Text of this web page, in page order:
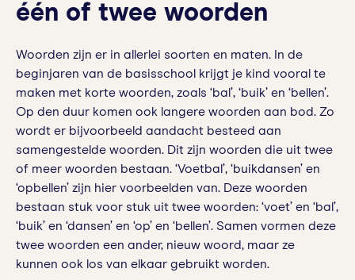
één of twee woorden
Woorden zijn er in allerlei soorten en maten. In de
beginjaren van de basisschool krijgt je kind vooral te
maken met korte woorden, zoals ‘bal’, ‘buik’ en ‘bellen’.
Op den duur komen ook langere woorden aan bod. Zo
wordt er bijvoorbeeld aandacht besteed aan
samengestelde woorden. Dit zijn woorden die uit twee
of meer woorden bestaan. ‘Voetbal’, ‘buikdansen’ en
‘opbellen’ zijn hier voorbeelden van. Deze woorden
bestaan stuk voor stuk uit twee woorden: ‘voet’ en ‘bal’,
‘buik’ en ‘dansen’ en ‘op’ en ‘bellen’. Samen vormen deze
twee woorden een ander, nieuw woord, maar ze
kunnen ook los van elkaar gebruikt worden.